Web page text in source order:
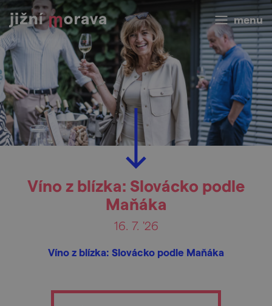
menu
Víno z blízka: Slovácko podle
Maňáka
16. 7. '26
Víno z blízka: Slovácko podle Maňáka